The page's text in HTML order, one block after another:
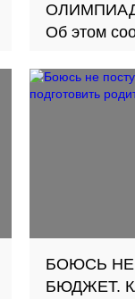
Об этом
за бортом»
БОЮСЬ НЕ
БЮДЖЕТ.